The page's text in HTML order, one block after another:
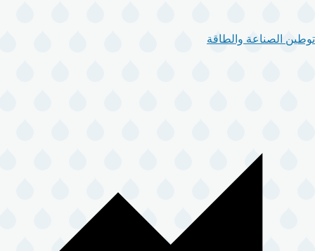
توطين الصناعة والطاقة